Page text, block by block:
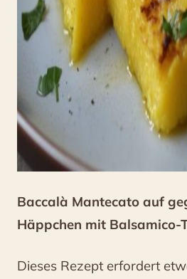
Baccalà Mantecato auf
Häppchen mit Balsamico-
Dieses Rezept erfordert